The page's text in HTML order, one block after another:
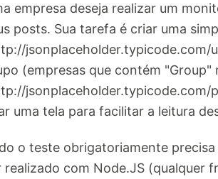
empresa deseja realizar um
posts. Sua tarefa é criar uma
jsonplaceholder.typicode.com/
(empresas que contém "Group"
jsonplaceholder.typicode.com/
uma tela para facilitar a leitura
o teste obrigatoriamente
realizado com Node.JS (qualquer